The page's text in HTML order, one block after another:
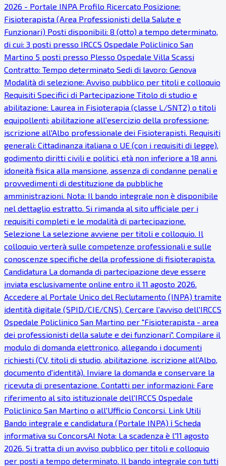
2026 - Portale INPA Profilo Ricercato Posizione:
Fisioterapista (Area Professionisti della Salute e
Funzionari) Posti disponibili: 8 (otto) a tempo determinato,
di cui: 3 posti presso IRCCS Ospedale Policlinico San
Martino 5 posti presso Plesso Ospedale Villa Scassi
Contratto: Tempo determinato Sedi di lavoro: Genova
Modalità di selezione: Avviso pubblico per titoli e colloquio
Requisiti Specifici di Partecipazione Titolo di studio e
abilitazione: Laurea in Fisioterapia (classe L/SNT2) o titoli
equipollenti; abilitazione all'esercizio della professione;
iscrizione all'Albo professionale dei Fisioterapisti. Requisiti
generali: Cittadinanza italiana o UE (con i requisiti di legge),
godimento diritti civili e politici, età non inferiore a 18 anni,
idoneità fisica alla mansione, assenza di condanne penali e
provvedimenti di destituzione da pubbliche
amministrazioni. Nota: Il bando integrale non è disponibile
nel dettaglio estratto. Si rimanda al sito ufficiale per i
requisiti completi e le modalità di partecipazione.
Selezione La selezione avviene per titoli e colloquio. Il
colloquio verterà sulle competenze professionali e sulle
conoscenze specifiche della professione di fisioterapista.
Candidatura La domanda di partecipazione deve essere
inviata esclusivamente online entro il 11 agosto 2026.
Accedere al Portale Unico del Reclutamento (INPA) tramite
identità digitale (SPID/CIE/CNS). Cercare l'avviso dell'IRCCS
Ospedale Policlinico San Martino per "Fisioterapista - area
dei professionisti della salute e dei funzionari". Compilare il
modulo di domanda elettronico, allegando i documenti
richiesti (CV, titoli di studio, abilitazione, iscrizione all'Albo,
documento d'identità). Inviare la domanda e conservare la
ricevuta di presentazione. Contatti per informazioni: Fare
riferimento al sito istituzionale dell'IRCCS Ospedale
Policlinico San Martino o all'Ufficio Concorsi. Link Utili
Bando integrale e candidatura (Portale INPA) ℹ Scheda
informativa su ConcorsAI Nota: La scadenza è l'11 agosto
2026. Si tratta di un avviso pubblico per titoli e colloquio
per posti a tempo determinato. Il bando integrale con tutti